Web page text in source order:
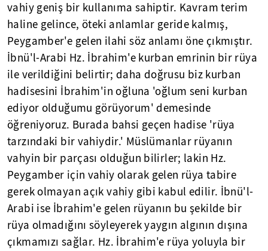
vahiy geniş bir kullanıma sahiptir. Kavram terim
haline gelince, öteki anlamlar geride kalmış,
Peygamber'e gelen ilahi söz anlamı öne çıkmıştır.
İbnü'l-Arabi Hz. İbrahim'e kurban emrinin bir rüya
ile verildiğini belirtir; daha doğrusu biz kurban
hadisesini İbrahim'in oğluna 'oğlum seni kurban
ediyor olduğumu görüyorum' demesinde
öğreniyoruz. Burada bahsi geçen hadise 'rüya
tarzındaki bir vahiydir.' Müslümanlar rüyanın
vahyin bir parçası olduğun bilirler; lakin Hz.
Peygamber için vahiy olarak gelen rüya tabire
gerek olmayan açık vahiy gibi kabul edilir. İbnü'l-
Arabi ise İbrahim'e gelen rüyanın bu şekilde bir
rüya olmadığını söyleyerek yaygın algının dışına
çıkmamızı sağlar. Hz. İbrahim'e rüya yoluyla bir